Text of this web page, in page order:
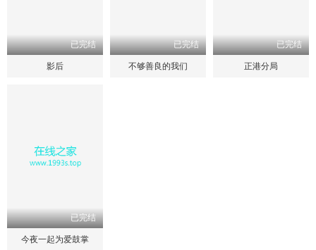
已完结
影后
已完结
不够善良的我们
已完结
正港分局
已完结
今夜一起为爱鼓掌